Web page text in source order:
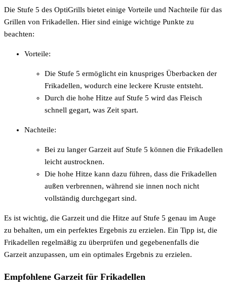
Die Stufe 5 des OptiGrills bietet einige Vorteile und Nachteile für das
Grillen von Frikadellen. Hier sind einige wichtige Punkte zu
beachten:
Vorteile:
Die Stufe 5 ermöglicht ein knuspriges Überbacken der
Frikadellen, wodurch eine leckere Kruste entsteht.
Durch die hohe Hitze auf Stufe 5 wird das Fleisch
schnell gegart, was Zeit spart.
Nachteile:
Bei zu langer Garzeit auf Stufe 5 können die Frikadellen
leicht austrocknen.
Die hohe Hitze kann dazu führen, dass die Frikadellen
außen verbrennen, während sie innen noch nicht
vollständig durchgegart sind.
Es ist wichtig, die Garzeit und die Hitze auf Stufe 5 genau im Auge
zu behalten, um ein perfektes Ergebnis zu erzielen. Ein Tipp ist, die
Frikadellen regelmäßig zu überprüfen und gegebenenfalls die
Garzeit anzupassen, um ein optimales Ergebnis zu erzielen.
Empfohlene Garzeit für Frikadellen